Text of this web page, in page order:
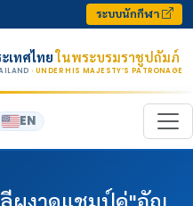
ระบบนักกีฬา
เทศไทยในพระบรมราชูปถัมภ์
· UNDER HIS MAJESTY’S PATRONAGE
EN